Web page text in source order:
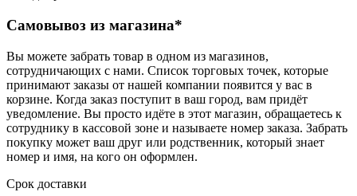
Самовывоз из магазина*
Вы можете забрать товар в одном из магазинов,
сотрудничающих с нами. Список торговых точек, которые
принимают заказы от нашей компании появится у вас в
корзине. Когда заказ поступит в ваш город, вам придёт
уведомление. Вы просто идёте в этот магазин, обращаетесь к
сотруднику в кассовой зоне и называете номер заказа. Забрать
покупку может ваш друг или родственник, который знает
номер и имя, на кого он оформлен.
Срок доставки